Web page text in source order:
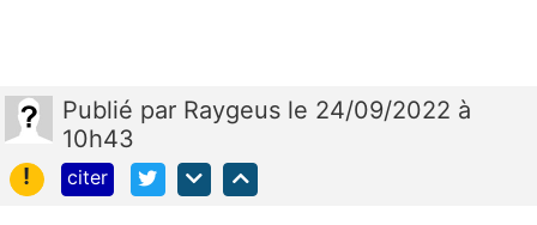
Publié par Raygeus le 24/09/2022 à
10h43
!
citer